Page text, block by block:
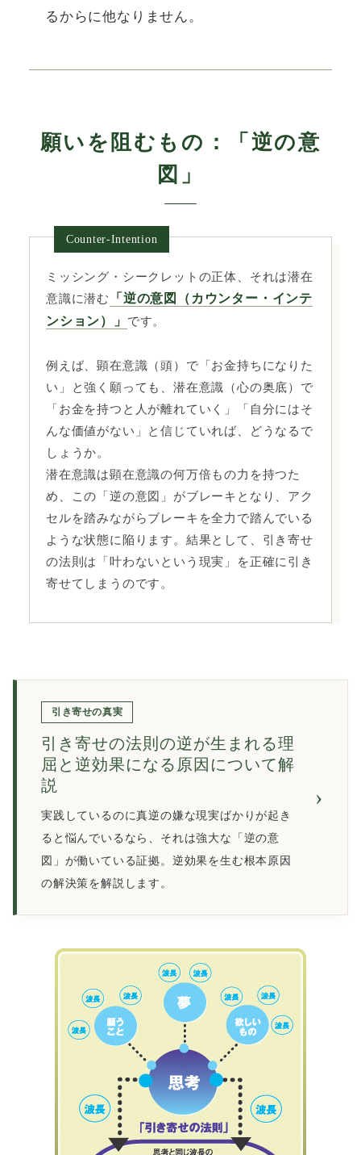
るからに他なりません。
願いを阻むもの：「逆の意
図」
Counter-Intention
ミッシング・シークレットの正体、それは潜在
意識に潜む 「逆の意図（カウンター・インテ
ンション）」 です。
例えば、顕在意識（頭）で「お金持ちになりた
い」と強く願っても、潜在意識（心の奥底）で
「お金を持つと人が離れていく」「自分にはそ
んな価値がない」と信じていれば、どうなるで
しょうか。
潜在意識は顕在意識の何万倍もの力を持つた
め、この「逆の意図」がブレーキとなり、アク
セルを踏みながらブレーキを全力で踏んでいる
ような状態に陥ります。結果として、引き寄せ
の法則は「叶わないという現実」を正確に引き
寄せてしまうのです。
引き寄せの真実
引き寄せの法則の逆が生まれる理
屈と逆効果になる原因について解
説
実践しているのに真逆の嫌な現実ばかりが起き
ると悩んでいるなら、それは強大な「逆の意
図」が働いている証拠。逆効果を生む根本原因
の解決策を解説します。
›